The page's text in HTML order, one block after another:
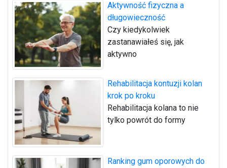
Aktywność fizyczna a
długowieczność
Czy kiedykolwiek
zastanawiałeś się, jak
aktywno
Rehabilitacja kontuzji kolan
krok po kroku
Rehabilitacja kolana to nie
tylko powrót do formy
Ranking gum oporowych do